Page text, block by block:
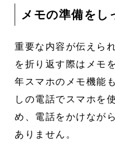
メモの準備をし
重要な内容が伝えら
を折り返す際はメモ
年スマホのメモ機能
しの電話でスマホを
め、電話をかけなが
ありません。